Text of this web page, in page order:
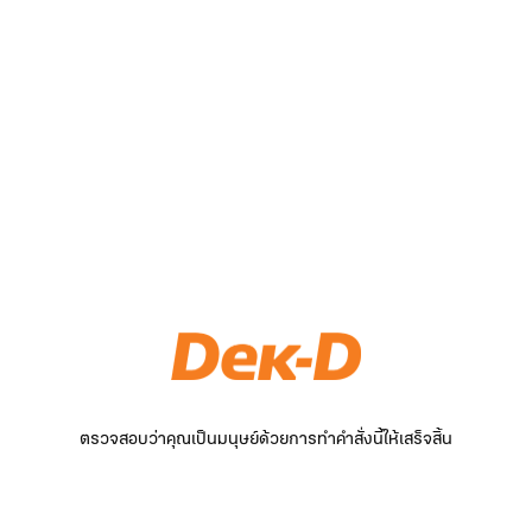
ตรวจสอบว่าคุณเป็นมนุษย์ด้วยการทำคำสั่งนี้ให้เสร็จสิ้น